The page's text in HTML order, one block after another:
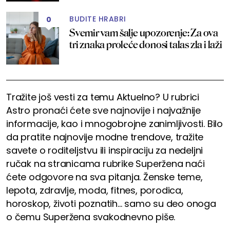
0 BUDITE HRABRI
Svemir vam šalje upozorenje: Za ova
tri znaka proleće donosi talas zla i laži
Tražite još vesti za temu Aktuelno? U rubrici
Astro pronaći ćete sve najnovije i najvažnije
informacije, kao i mnogobrojne zanimljivosti. Bilo
da pratite najnovije modne trendove, tražite
savete o roditeljstvu ili inspiraciju za nedeljni
ručak na stranicama rubrike Superžena naći
ćete odgovore na sva pitanja. Ženske teme,
lepota, zdravlje, moda, fitnes, porodica,
horoskop, životi poznatih... samo su deo onoga
o čemu Superžena svakodnevno piše.